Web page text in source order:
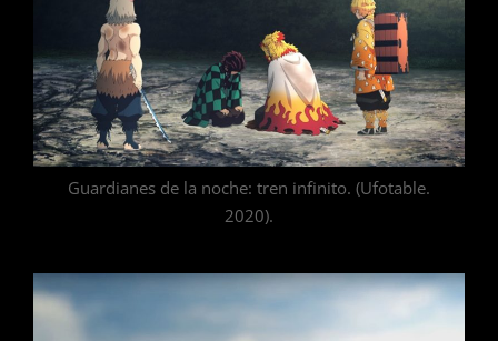
Guardianes de la noche: tren infinito. (Ufotable.
2020).